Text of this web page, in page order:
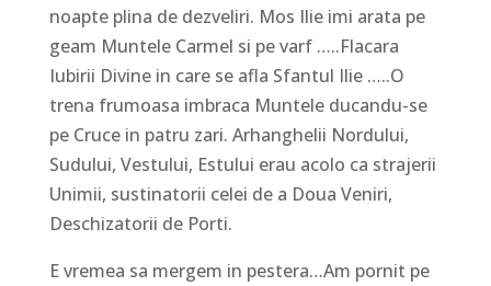
noapte plina de dezveliri. Mos Ilie imi arata pe
geam Muntele Carmel si pe varf …..Flacara
Iubirii Divine in care se afla Sfantul Ilie …..O
trena frumoasa imbraca Muntele ducandu-se
pe Cruce in patru zari. Arhanghelii Nordului,
Sudului, Vestului, Estului erau acolo ca strajerii
Unimii, sustinatorii celei de a Doua Veniri,
Deschizatorii de Porti.
E vremea sa mergem in pestera…Am pornit pe